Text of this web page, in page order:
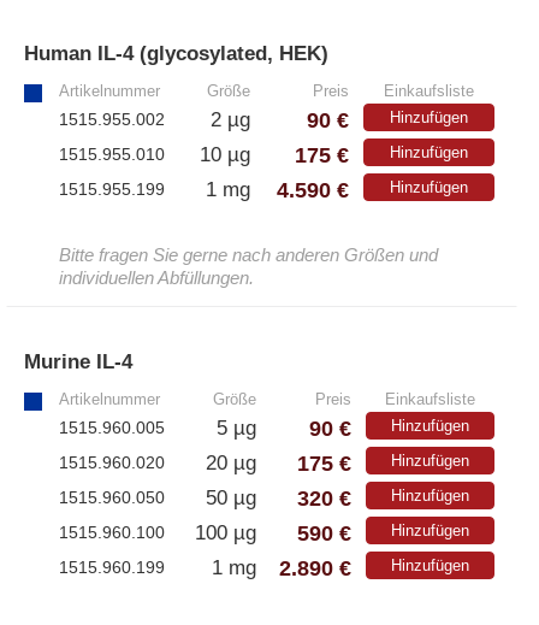
Human IL-4 (glycosylated, HEK)
Artikelnummer Größe Preis Einkaufsliste
1515.955.002 2 µg 90 € Hinzufügen
1515.955.010 10 µg 175 € Hinzufügen
1515.955.199 1 mg 4.590 € Hinzufügen
Bitte fragen Sie gerne nach anderen Größen und
individuellen Abfüllungen.
Murine IL-4
Artikelnummer Größe Preis Einkaufsliste
1515.960.005 5 µg 90 € Hinzufügen
1515.960.020 20 µg 175 € Hinzufügen
1515.960.050 50 µg 320 € Hinzufügen
1515.960.100 100 µg 590 € Hinzufügen
1515.960.199 1 mg 2.890 € Hinzufügen